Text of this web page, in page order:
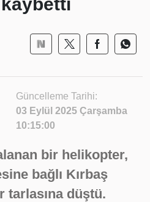
Güncelleme Tarihi:
03 Eylül 2025 Çarşamba
10:15:00
bir helikopter,
bağlı Kırbaş
tarlasına düştü.